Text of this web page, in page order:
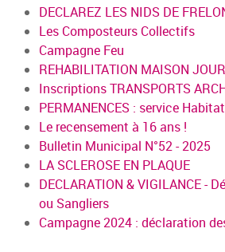
DECLAREZ LES NIDS DE
Les Composteurs Collectifs
Campagne Feu
REHABILITATION MAISON
Inscriptions TRANSPORTS
PERMANENCES : service Habitat
Le recensement à 16 ans !
Bulletin Municipal N°52 - 2025
LA SCLEROSE EN PLAQUE
DECLARATION & VIGILANCE -
ou Sangliers
Campagne 2024 : déclaration